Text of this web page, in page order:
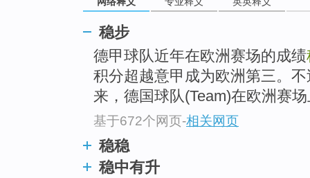
稳步
德甲球队近年在欧洲赛场的成绩
积分超越意甲成为欧洲第三。
来，德国球队(Team)在欧洲赛
基于672个网页-相关网页
稳稳
稳中有升